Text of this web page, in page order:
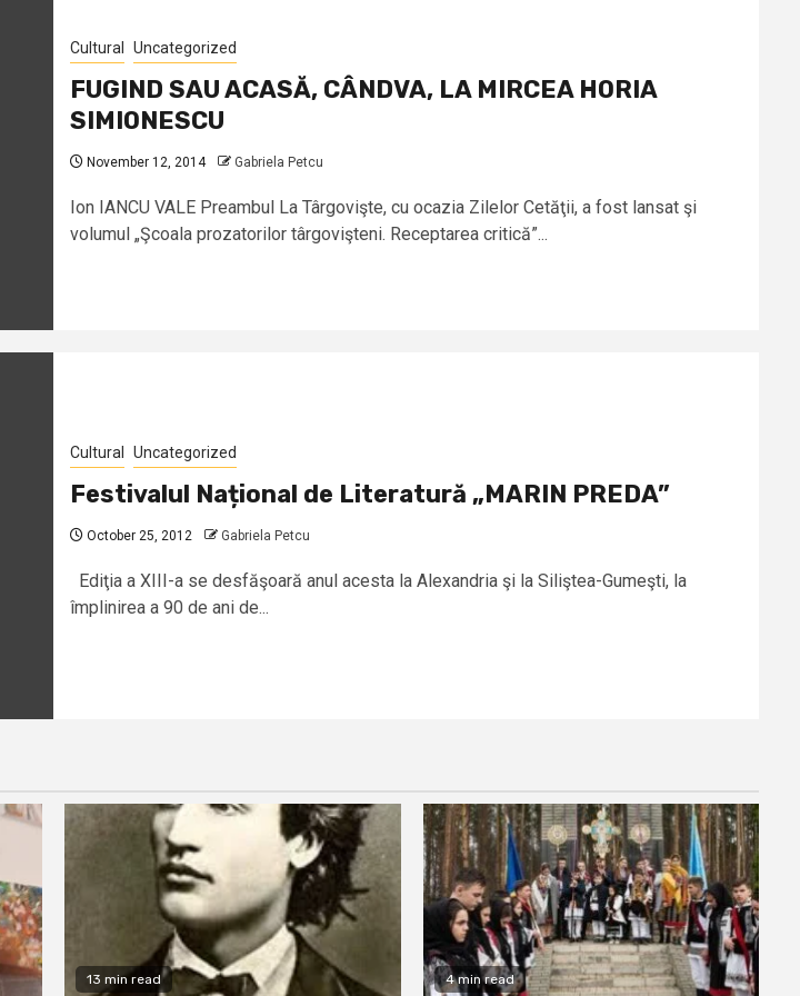
Cultural Uncategorized
FUGIND SAU ACASĂ, CÂNDVA, LA MIRCEA HORIA
SIMIONESCU
November 12, 2014 Gabriela Petcu
Ion IANCU VALE Preambul La Târgovişte, cu ocazia Zilelor Cetăţii, a fost lansat şi
volumul „Şcoala prozatorilor târgovişteni. Receptarea critică”...
Cultural Uncategorized
Festivalul Național de Literatură „MARIN PREDA”
October 25, 2012 Gabriela Petcu
Ediţia a XIII-a se desfăşoară anul acesta la Alexandria şi la Siliştea-Gumeşti, la
împlinirea a 90 de ani de...
13 min read 4 min read